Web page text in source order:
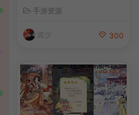
后台+详细搭建教程
手游资源
波少 300